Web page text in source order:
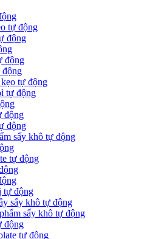
tự động
động
động
động
tự động
tự động
động
động
sấy khô tự động
tự động
tự động
sấy khô tự động
sấy khô tự động
động
tự động